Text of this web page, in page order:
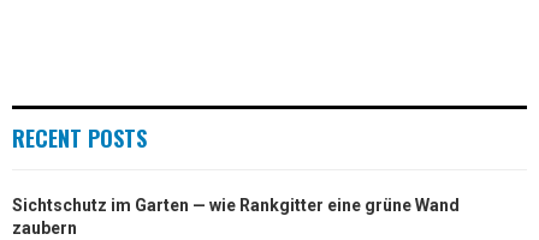
RECENT POSTS
Sichtschutz im Garten — wie Rankgitter eine grüne Wand
zaubern